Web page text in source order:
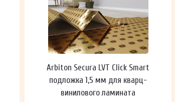
Arbiton Secura LVT Click Smart
подложка 1,5 мм для кварц-
винилового ламината